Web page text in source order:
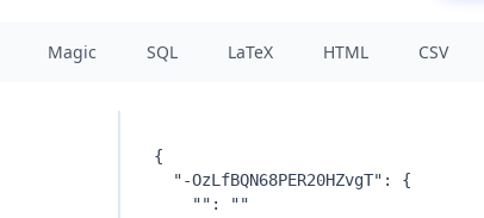
Magic SQL LaTeX HTML CSV